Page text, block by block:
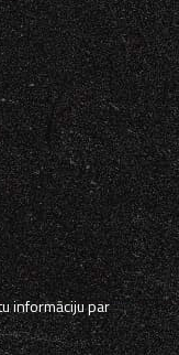
informāciju par